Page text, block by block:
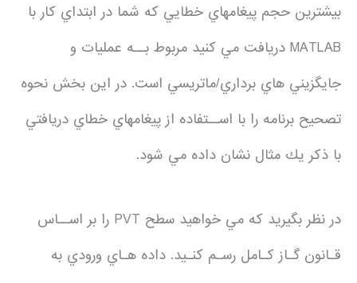
بيشترين حجم پيغامهاي خطايي كه شما در ابتداي كار با
MATLAB دريافت مي كنيد مربوط بــه عمليات و
جايگزيني هاي برداري/ماتريسي است. در اين بخش نحوه
تصحيح برنامه را با اســتفاده از پيغامهاي خطاي دريافتي
با ذكر يك مثال نشان داده مي شود.
در نظر بگيريد كه مي خواهيد سطح PVT را بر اســاس
قـانون گـاز كـامل رسـم كنـيد. داده هـاي ورودي به